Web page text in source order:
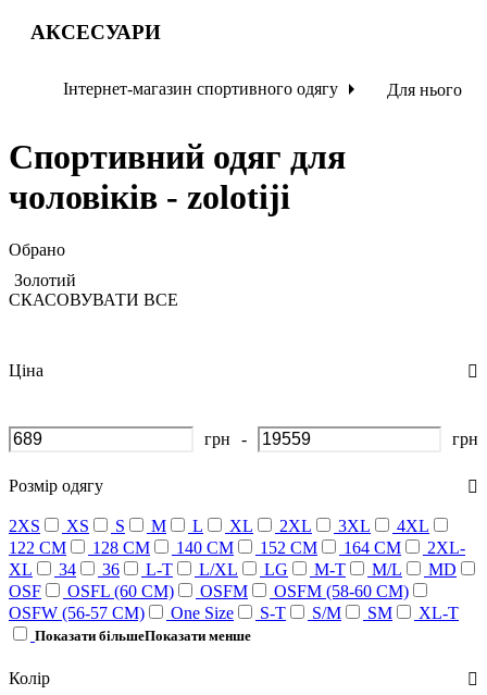
АКСЕСУАРИ
Інтернет-магазин спортивного одягу Для нього
Спортивний одяг для
чоловіків - zolotiji
Обрано
Золотий
СКАСОВУВАТИ ВСЕ
Ціна
грн - грн
Розмір одягу
2XS XS S M L XL 2XL 3XL
4XL
122 CM
128 CM 140 CM 152 CM 164 CM
2XL-
XL
34 36 L-T L/XL LG M-T M/L
MD
OSF
OSFL (60 СM) OSFM
OSFM (58-60 СM)
OSFW (56-57 СM)
One Size S-T S/M SM XL-T
Показати більшеПоказати менше
Колір